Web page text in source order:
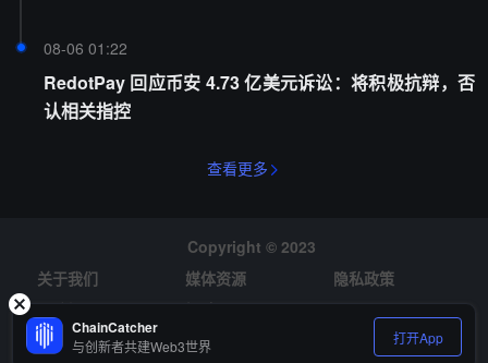
08-06 01:22
RedotPay 回应币安 4.73 亿美元诉讼：将积极抗辩，否
认相关指控
查看更多
Copyright © 2023
关于我们
媒体资源
隐私政策
风险提示
招聘
ChainCatcher
与创新者共建Web3世界 打开App